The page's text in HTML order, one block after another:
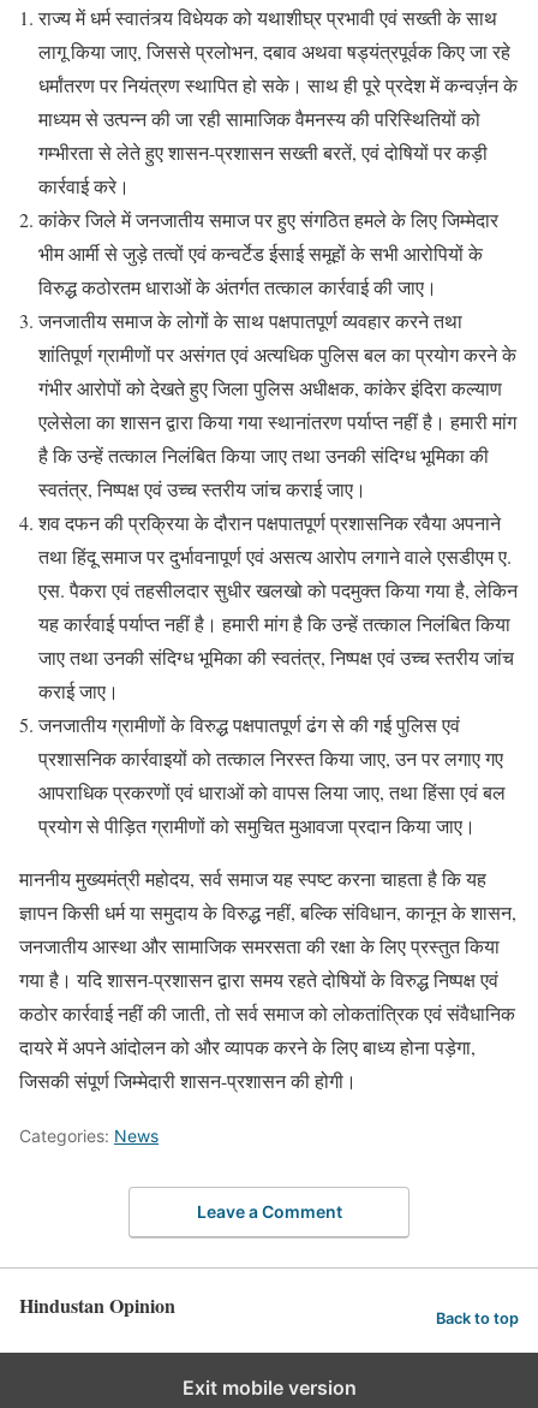
राज्य में धर्म स्वातंत्र्य विधेयक को यथाशीघ्र प्रभावी एवं सख्ती के साथ
लागू किया जाए, जिससे प्रलोभन, दबाव अथवा षड्यंत्रपूर्वक किए जा रहे
धर्मांतरण पर नियंत्रण स्थापित हो सके। साथ ही पूरे प्रदेश में कन्वर्ज़न के
माध्यम से उत्पन्न की जा रही सामाजिक वैमनस्य की परिस्थितियों को
गम्भीरता से लेते हुए शासन-प्रशासन सख्ती बरतें, एवं दोषियों पर कड़ी
कार्रवाई करे।
कांकेर जिले में जनजातीय समाज पर हुए संगठित हमले के लिए जिम्मेदार
भीम आर्मी से जुड़े तत्वों एवं कन्वर्टेड ईसाई समूहों के सभी आरोपियों के
विरुद्ध कठोरतम धाराओं के अंतर्गत तत्काल कार्रवाई की जाए।
जनजातीय समाज के लोगों के साथ पक्षपातपूर्ण व्यवहार करने तथा
शांतिपूर्ण ग्रामीणों पर असंगत एवं अत्यधिक पुलिस बल का प्रयोग करने के
गंभीर आरोपों को देखते हुए जिला पुलिस अधीक्षक, कांकेर इंदिरा कल्याण
एलेसेला का शासन द्वारा किया गया स्थानांतरण पर्याप्त नहीं है। हमारी मांग
है कि उन्हें तत्काल निलंबित किया जाए तथा उनकी संदिग्ध भूमिका की
स्वतंत्र, निष्पक्ष एवं उच्च स्तरीय जांच कराई जाए।
शव दफन की प्रक्रिया के दौरान पक्षपातपूर्ण प्रशासनिक रवैया अपनाने
तथा हिंदू समाज पर दुर्भावनापूर्ण एवं असत्य आरोप लगाने वाले एसडीएम ए.
एस. पैकरा एवं तहसीलदार सुधीर खलखो को पदमुक्त किया गया है, लेकिन
यह कार्रवाई पर्याप्त नहीं है। हमारी मांग है कि उन्हें तत्काल निलंबित किया
जाए तथा उनकी संदिग्ध भूमिका की स्वतंत्र, निष्पक्ष एवं उच्च स्तरीय जांच
कराई जाए।
जनजातीय ग्रामीणों के विरुद्ध पक्षपातपूर्ण ढंग से की गई पुलिस एवं
प्रशासनिक कार्रवाइयों को तत्काल निरस्त किया जाए, उन पर लगाए गए
आपराधिक प्रकरणों एवं धाराओं को वापस लिया जाए, तथा हिंसा एवं बल
प्रयोग से पीड़ित ग्रामीणों को समुचित मुआवजा प्रदान किया जाए।
माननीय मुख्यमंत्री महोदय, सर्व समाज यह स्पष्ट करना चाहता है कि यह
ज्ञापन किसी धर्म या समुदाय के विरुद्ध नहीं, बल्कि संविधान, कानून के शासन,
जनजातीय आस्था और सामाजिक समरसता की रक्षा के लिए प्रस्तुत किया
गया है। यदि शासन-प्रशासन द्वारा समय रहते दोषियों के विरुद्ध निष्पक्ष एवं
कठोर कार्रवाई नहीं की जाती, तो सर्व समाज को लोकतांत्रिक एवं संवैधानिक
दायरे में अपने आंदोलन को और व्यापक करने के लिए बाध्य होना पड़ेगा,
जिसकी संपूर्ण जिम्मेदारी शासन-प्रशासन की होगी।
Categories: News
Leave a Comment
Hindustan Opinion Back to top
Exit mobile version